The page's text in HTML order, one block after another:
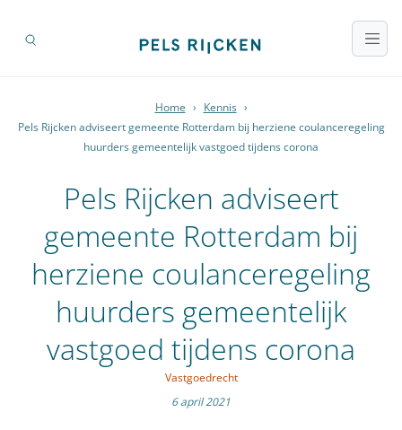
Home › Kennis ›
Pels Rijcken adviseert gemeente Rotterdam bij herziene coulanceregeling
huurders gemeentelijk vastgoed tijdens corona
Pels Rijcken adviseert
gemeente Rotterdam bij
herziene coulanceregeling
huurders gemeentelijk
vastgoed tijdens corona
Vastgoedrecht
6 april 2021